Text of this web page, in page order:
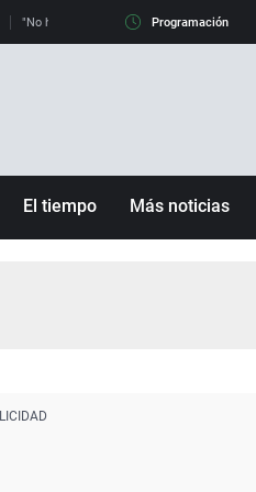
"No hay mafias, que no nos engañen":
Programación
El tiempo Más noticias